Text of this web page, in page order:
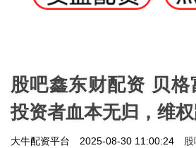
股吧鑫东财配资 贝格
投资者血本无归，维
大牛配资平台 2025-08-30 11:00:24